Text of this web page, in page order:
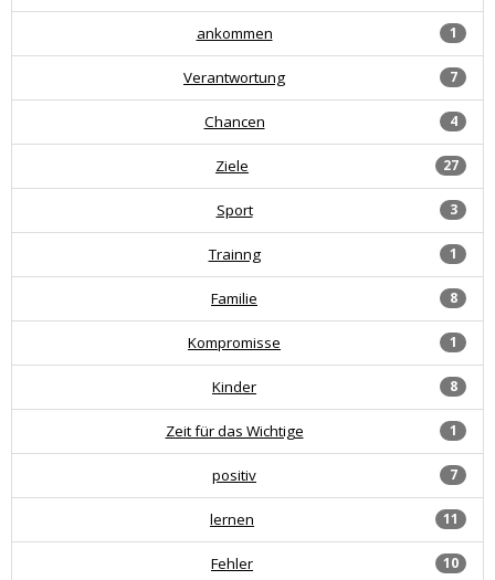
1
ankommen
7
Verantwortung
4
Chancen
27
Ziele
3
Sport
1
Trainng
8
Familie
1
Kompromisse
8
Kinder
1
Zeit für das Wichtige
7
positiv
11
lernen
10
Fehler